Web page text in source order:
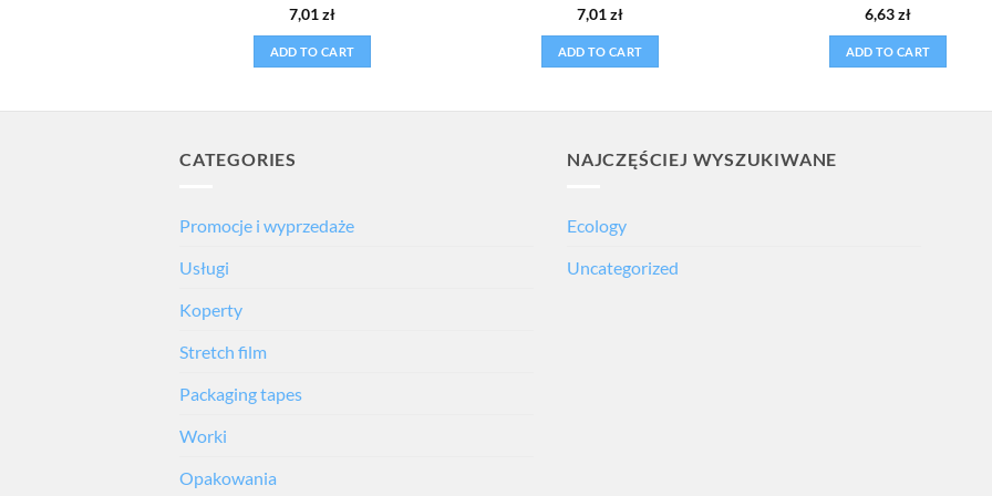
Rated 5
7,01zł
ADD TO CART
Rated 5
7,01zł
ADD TO CART
Rated5
6,63zł
ADD TO CART
CATEGORIES
Promocje i wyprzedaże
Usługi
Koperty
Stretch film
Packaging tapes
Worki
Opakowania
NAJCZĘŚCIEJ WYSZUKIWANE
Ecology
Uncategorized